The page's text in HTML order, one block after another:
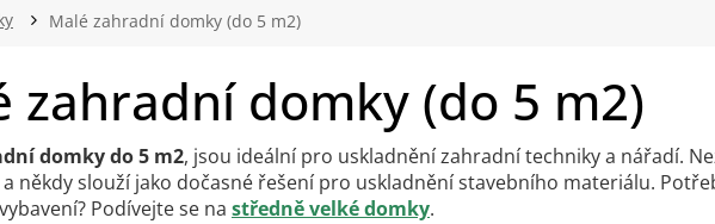
Malé zahradní domky (do 5 m2)
zahradní domky (do 5 m2)
domky do 5 m2, jsou ideální pro uskladnění zahradní techniky a nářadí.
někdy slouží jako dočasné řešení pro uskladnění stavebního materiálu.
Podívejte se na středně velké domky.